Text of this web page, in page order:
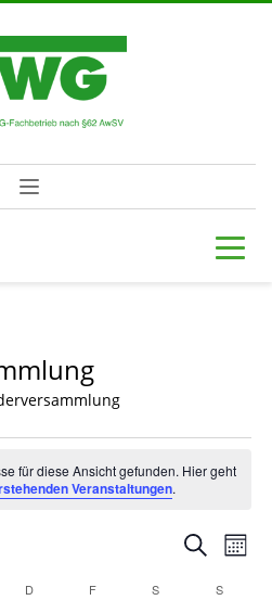
für diese Ansicht gefunden. Hier geht
Veranstaltungen.
Such-
Suche
DDONNERSTAG
FFREITAG S SAMSTAGS